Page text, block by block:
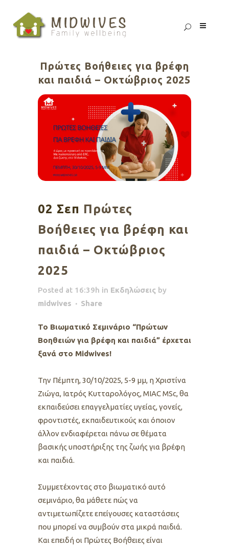
Πρώτες Βοήθειες για βρέφη
και παιδιά – Οκτώβριος 2025
02 Σεπ Πρώτες
Βοήθειες για βρέφη και
παιδιά – Οκτώβριος
2025
Posted at 16:39h in Εκδηλώσεις by
midwives
Share
Το Βιωματικό Σεμινάριο “Πρώτων
Βοηθειών για βρέφη και παιδιά” έρχεται
ξανά στο Midwives!
Την Πέμπτη, 30/10/2025, 5-9 μμ, η Χριστίνα
Ζιώγα, Ιατρός Κυτταρολόγος, ΜΙΑC MSc, θα
εκπαιδεύσει επαγγελματίες υγείας, γονείς,
φροντιστές, εκπαιδευτικούς και όποιον
άλλον ενδιαφέρεται πάνω σε θέματα
βασικής υποστήριξης της ζωής για βρέφη
και παιδιά.
Συμμετέχοντας στο βιωματικό αυτό
σεμινάριο, θα μάθετε πώς να
αντιμετωπίζετε επείγουσες καταστάσεις
που μπορεί να συμβούν στα μικρά παιδιά.
Και επειδή οι Πρώτες Βοήθειες είναι